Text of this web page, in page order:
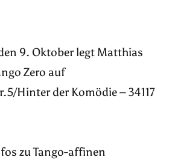
9. Oktober legt Matthias
Zero auf
Hinter der Komödie – 34117
zu Tango-affinen